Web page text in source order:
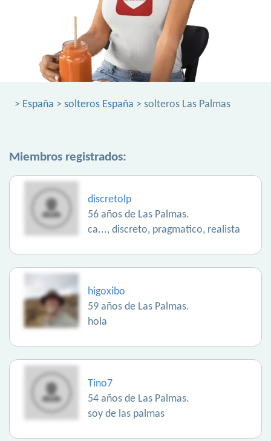
> España > solteros España > solteros Las Palmas
Miembros registrados:
discretolp
56 años de Las Palmas.
ca..., discreto, pragmatico, realista
higoxibo
59 años de Las Palmas.
hola
Tino7
54 años de Las Palmas.
soy de las palmas